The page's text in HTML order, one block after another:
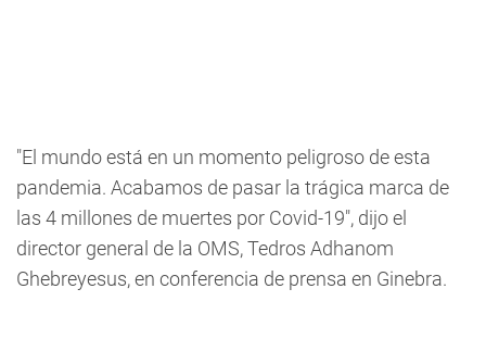
"El mundo está en un momento peligroso de esta
pandemia. Acabamos de pasar la trágica marca de
las 4 millones de muertes por Covid-19", dijo el
director general de la OMS, Tedros Adhanom
Ghebreyesus, en conferencia de prensa en Ginebra.